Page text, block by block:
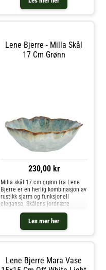
praktisk. Perfekt for oppbevaring
av smykker eller andre småting,
Lene Bjerre - Milla Skål
17 Cm Grønn
230,00 kr
Les mer her
Milla skål 17 cm grønn fra Lene
Bjerre er en herlig kombinasjon av
rustikk sjarm og funksjonell
eleganse. Skålens jordnære
naturlig og innbydende preg, mens
den unike formen og den
autentiske rustikke appellen fra M
Lene Bjerre Mara Vase